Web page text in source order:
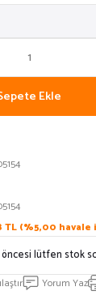
TL (%5,00
Ekle
öncesi lütfen stok
Yorum Yaz